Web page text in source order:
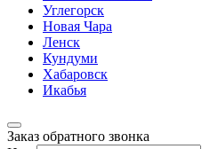
Углегорск
Новая Чара
Ленск
Кундуми
Хабаровск
Икабья
Заказ обратного звонка